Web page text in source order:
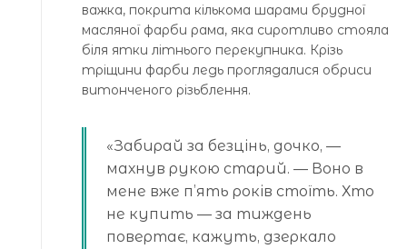
важка, покрита кількома шарами брудної
масляної фарби рама, яка сиротливо стояла
біля ятки літнього перекупника. Крізь
тріщини фарби ледь проглядалися обриси
витонченого різьблення.
«Забирай за безцінь, дочко, —
махнув рукою старий. — Воно в
мене вже п’ять років стоїть. Хто
не купить — за тиждень
повертає, кажуть, дзеркало